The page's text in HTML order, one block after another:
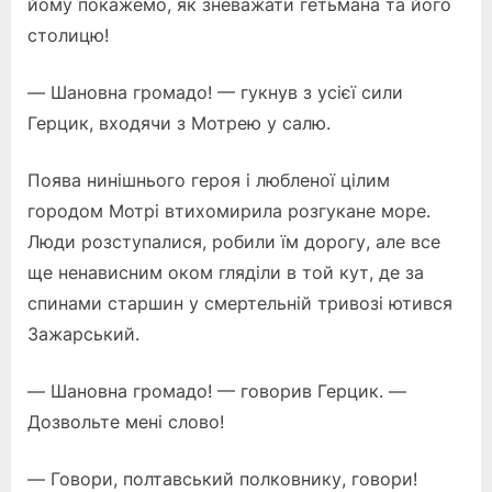
йому покажемо, як зневажати гетьмана та його
столицю!
— Шановна громадо! — гукнув з усієї сили
Герцик, входячи з Мотрею у салю.
Поява нинішнього героя і любленої цілим
городом Мотрі втихомирила розгукане море.
Люди розступалися, робили їм дорогу, але все
ще ненависним оком гляділи в той кут, де за
спинами старшин у смертельній тривозі ютився
Зажарський.
— Шановна громадо! — говорив Герцик. —
Дозвольте мені слово!
— Говори, полтавський полковнику, говори!